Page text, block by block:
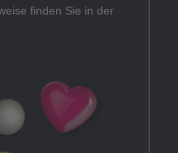
finden Sie in der